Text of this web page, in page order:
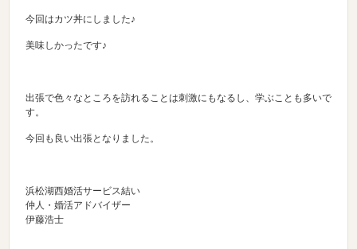
今回はカツ丼にしました♪
美味しかったです♪
出張で色々なところを訪れることは刺激にもなるし、学ぶことも多いで
す。
今回も良い出張となりました。
浜松湖西婚活サービス結い
仲人・婚活アドバイザー
伊藤浩士